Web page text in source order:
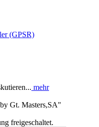
(GPSR)
mehr
Gt. Masters,SA"
freigeschaltet.